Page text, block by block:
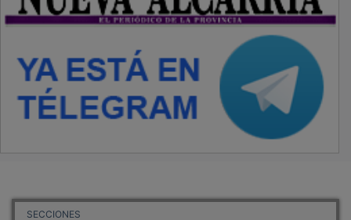
SECCIONES